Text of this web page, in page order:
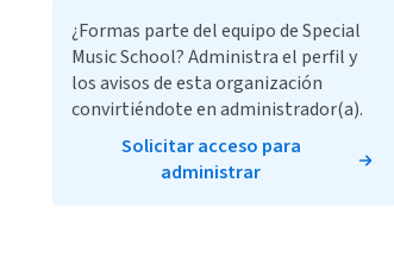
¿Formas parte del equipo de Special
Music School? Administra el perfil y
los avisos de esta organización
convirtiéndote en administrador(a).
Solicitar acceso para
administrar